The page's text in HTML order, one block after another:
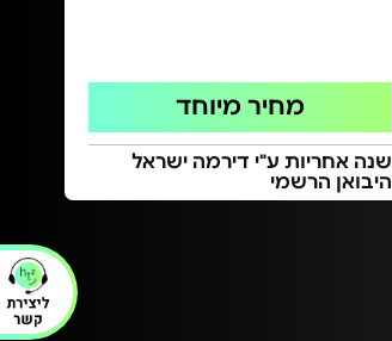
מחיר מיוחד
שנה אחריות ע"י דירמה ישראל
היבואן הרשמי